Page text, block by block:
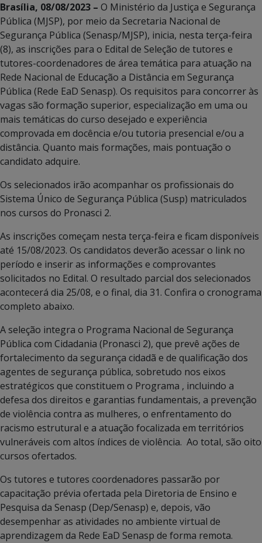
Brasília, 08/08/2023 – O Ministério da Justiça e Segurança
Pública (MJSP), por meio da Secretaria Nacional de
Segurança Pública (Senasp/MJSP), inicia, nesta terça-feira
(8), as inscrições para o Edital de Seleção de tutores e
tutores-coordenadores de área temática para atuação na
Rede Nacional de Educação a Distância em Segurança
Pública (Rede EaD Senasp). Os requisitos para concorrer às
vagas são formação superior, especialização em uma ou
mais temáticas do curso desejado e experiência
comprovada em docência e/ou tutoria presencial e/ou a
distância. Quanto mais formações, mais pontuação o
candidato adquire.
Os selecionados irão acompanhar os profissionais do
Sistema Único de Segurança Pública (Susp) matriculados
nos cursos do Pronasci 2.
As inscrições começam nesta terça-feira e ficam disponíveis
até 15/08/2023. Os candidatos deverão acessar o link no
período e inserir as informações e comprovantes
solicitados no Edital. O resultado parcial dos selecionados
acontecerá dia 25/08, e o final, dia 31. Confira o cronograma
completo abaixo.
A seleção integra o Programa Nacional de Segurança
Pública com Cidadania (Pronasci 2), que prevê ações de
fortalecimento da segurança cidadã e de qualificação dos
agentes de segurança pública, sobretudo nos eixos
estratégicos que constituem o Programa , incluindo a
defesa dos direitos e garantias fundamentais, a prevenção
de violência contra as mulheres, o enfrentamento do
racismo estrutural e a atuação focalizada em territórios
vulneráveis com altos índices de violência. Ao total, são oito
cursos ofertados.
Os tutores e tutores coordenadores passarão por
capacitação prévia ofertada pela Diretoria de Ensino e
Pesquisa da Senasp (Dep/Senasp) e, depois, vão
desempenhar as atividades no ambiente virtual de
aprendizagem da Rede EaD Senasp de forma remota.